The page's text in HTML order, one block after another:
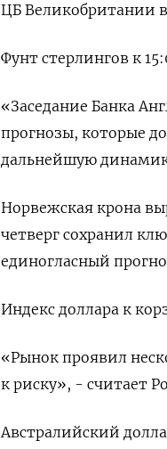
ЦБ Великобритании в
Фунт стерлингов к
«Заседание Банка
прогнозы, которые
дальнейшую
Норвежская крона
четверг сохранил
единогласный
Индекс доллара к
«Рынок проявил
к риску», - считает
Австралийский